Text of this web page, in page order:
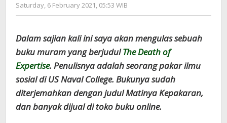
Saturday, 6 February 2021, 05:53 WIB
redaksi
Dalam sajian kali ini saya akan mengulas sebuah
buku muram yang berjudulThe Death of
Expertise. Penulisnya adalah seorang pakar ilmu
sosial di US Naval College. Bukunya sudah
diterjemahkan dengan judul Matinya Kepakaran,
dan banyak dijual di toko buku online.